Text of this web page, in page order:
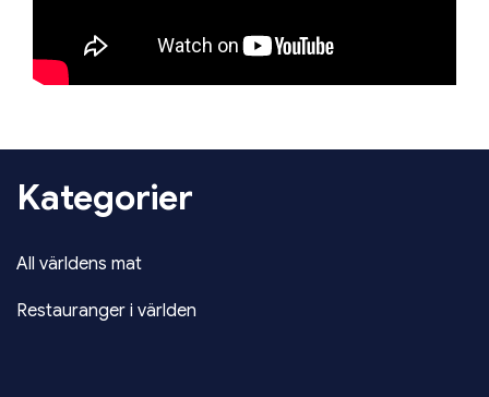
Kategorier
All världens mat
Restauranger i världen